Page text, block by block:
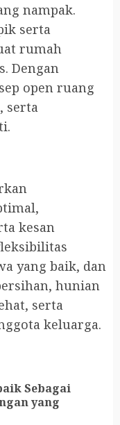
nampak.
serta
rumah
Dengan
open ruang
serta
kesan
yang baik, dan
hunian
serta
keluarga.
Sebagai
yang